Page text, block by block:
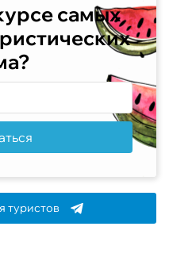
самых
туристов